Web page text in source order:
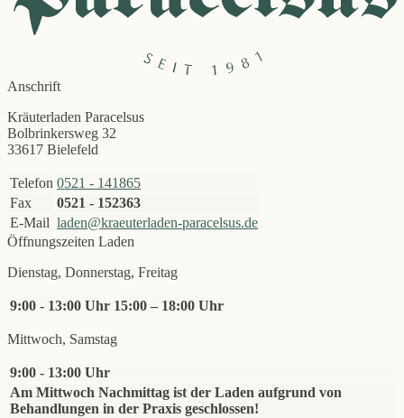
Anschrift
Kräuterladen Paracelsus
Bolbrinkersweg 32
33617 Bielefeld
Telefon 0521 - 141865
Fax
0521 - 152363
E-Mail laden@kraeuterladen-paracelsus.de
Öffnungszeiten Laden
Dienstag, Donnerstag, Freitag
9:00 - 13:00 Uhr 15:00 – 18:00 Uhr
Mittwoch, Samstag
9:00 - 13:00 Uhr
Am Mittwoch Nachmittag ist der Laden aufgrund von
Behandlungen in der Praxis geschlossen!